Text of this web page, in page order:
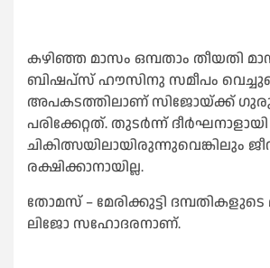
​കഴിഞ്ഞ മാസം ഒമ്പതാം തീയതി
ബിഷപ്‌സ് ഹൗസിനു സമീപം
അപകടത്തിലാണ് സിജോയ്ക്ക്
പരിക്കേറ്റത്. തുടർന്ന് ദീർഘനാളായി
ചികിത്സയിലായിരുന്നുവെങ്കിലും
രക്ഷിക്കാനായില്ല.
​തോമസ് – മേരിക്കുട്ടി
ലിജോ സഹോദരനാണ്.